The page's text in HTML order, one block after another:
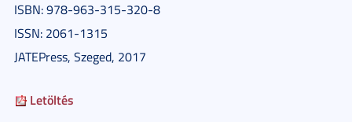
ISBN: 978-963-315-320-8
ISSN: 2061-1315
JATEPress, Szeged, 2017
Letöltés